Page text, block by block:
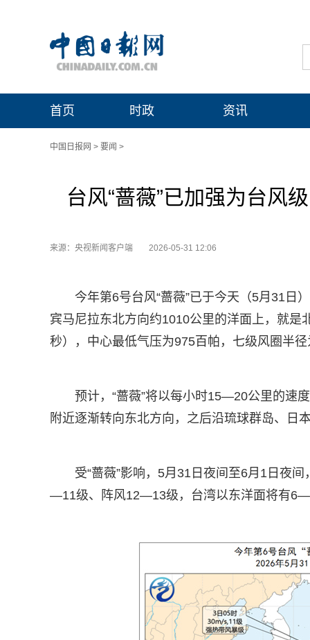
首页 时政 资讯
中国日报网 > 要闻 >
台风“蔷薇”已加强为台风
来源：央视新闻客户端 2026-05-31 12:06
今年第6号台风“蔷薇”已于今天（5月31日
宾马尼拉东北方向约1010公里的洋面上，就
秒），中心最低气压为975百帕，七级风圈半
预计，“蔷薇”将以每小时15—20公里的速
附近逐渐转向东北方向，之后沿琉球群岛、日
受“蔷薇”影响，5月31日夜间至6月1日夜
—11级、阵风12—13级，台湾以东洋面将有